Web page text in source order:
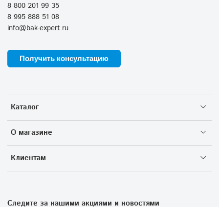
Каталог
О магазине
Клиентам
8 800 201 99 35
8 995 888 51 08
info@bak-expert.ru
Получить консультацию
Следите за нашими акциями и новостями